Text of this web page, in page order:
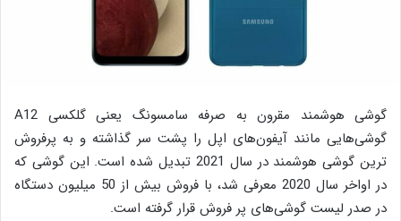
گوشی هوشمند مقرون به صرفه سامسونگ یعنی گلکسی A12
گوشی‌هایی مانند آیفون‌های اپل را پشت سر گذاشته و به پرفروش‌
ترین گوشی هوشمند در سال 2021 تبدیل شده است. این گوشی که
در اواخر سال 2020 معرفی شد، با فروش بیش از 50 میلیون دستگاه
در صدر لیست گوشی‌های پر فروش قرار گرفته است.